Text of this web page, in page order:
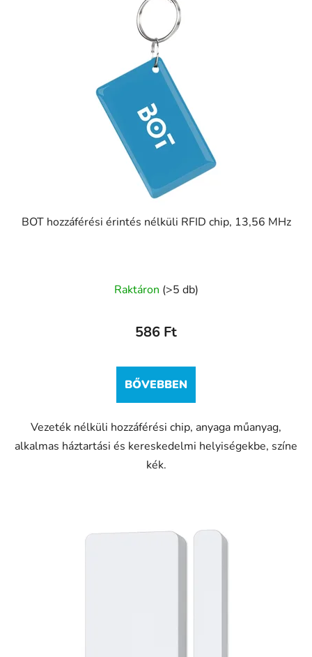
BOT hozzáférési érintés nélküli RFID chip, 13,56 MHz
Raktáron (>5 db)
586 Ft
BŐVEBBEN
Vezeték nélküli hozzáférési chip, anyaga műanyag,
alkalmas háztartási és kereskedelmi helyiségekbe, színe
kék.